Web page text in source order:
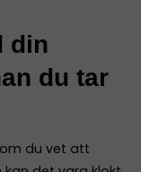
din
du tar
du vet att